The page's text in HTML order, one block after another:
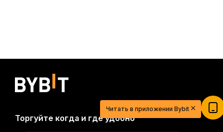
Торгуйте когда и где удобно
Читать в приложении Bybit